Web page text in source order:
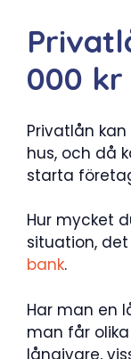
000 kr
Privatlån
hus, och då
starta
Hur mycket
situation,
bank.
Har man en
man får
långivare,